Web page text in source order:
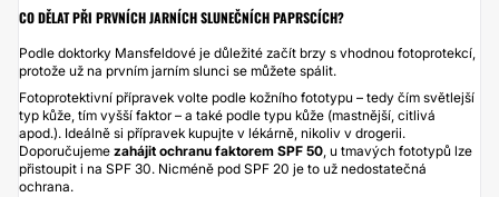
CO DĚLAT PŘI PRVNÍCH JARNÍCH SLUNEČNÍCH PAPRSCÍCH?
Podle doktorky Mansfeldové je důležité začít brzy s vhodnou fotoprotekcí,
protože už na prvním jarním slunci se můžete spálit.
Fotoprotektivní přípravek volte podle kožního fototypu – tedy čím světlejší
typ kůže, tím vyšší faktor – a také podle typu kůže (mastnější, citlivá
apod.). Ideálně si přípravek kupujte v lékárně, nikoliv v drogerii.
Doporučujeme zahájit ochranu faktorem SPF 50, u tmavých fototypů lze
přistoupit i na SPF 30. Nicméně pod SPF 20 je to už nedostatečná
ochrana.